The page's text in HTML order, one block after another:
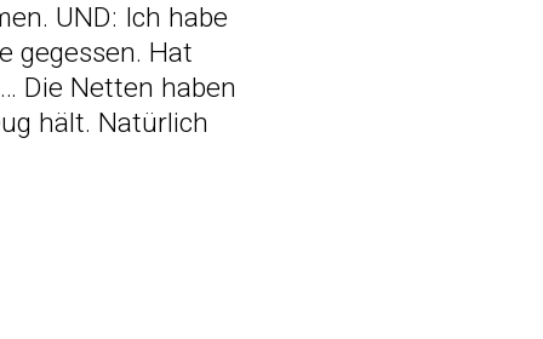
UND: Ich habe
gegessen. Hat
Die Netten haben
hält. Natürlich